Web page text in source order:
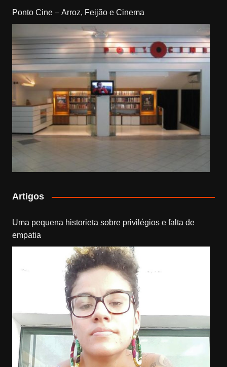
Ponto Cine – Arroz, Feijão e Cinema
Artigos
Uma pequena historieta sobre privilégios e falta de
empatia